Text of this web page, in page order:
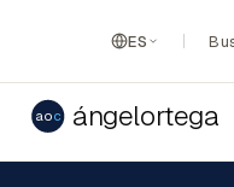
ES
aoc ángelortega